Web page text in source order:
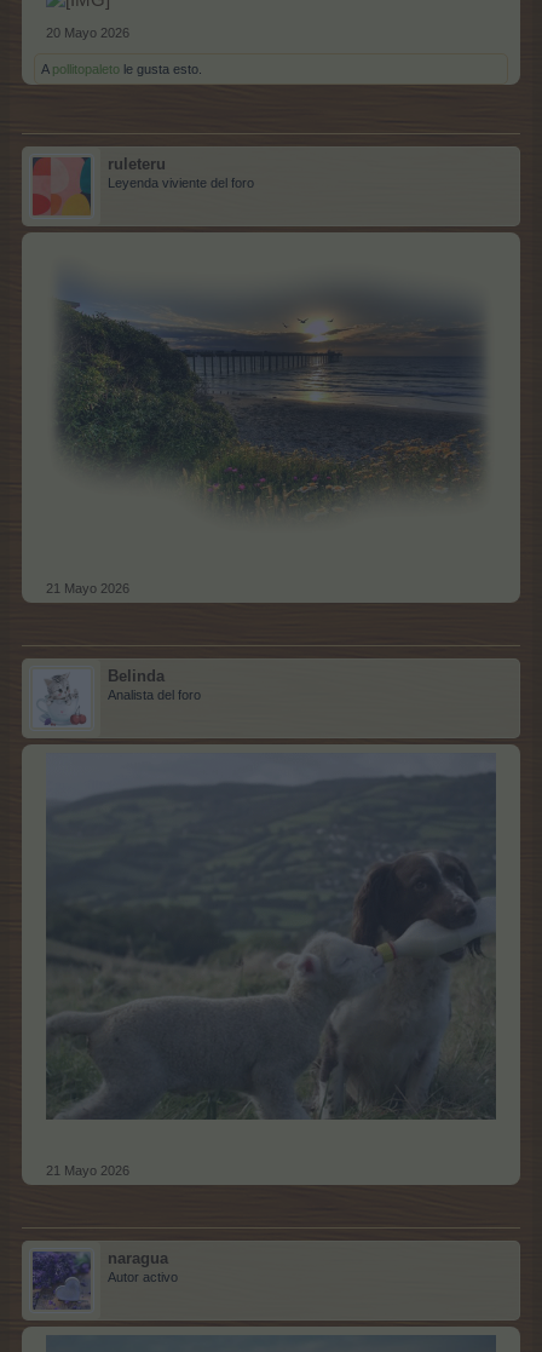
20 Mayo 2026
A pollitopaleto le gusta esto.
ruleteru
Leyenda viviente del foro
21 Mayo 2026
Belinda
Analista del foro
21 Mayo 2026
naragua
Autor activo